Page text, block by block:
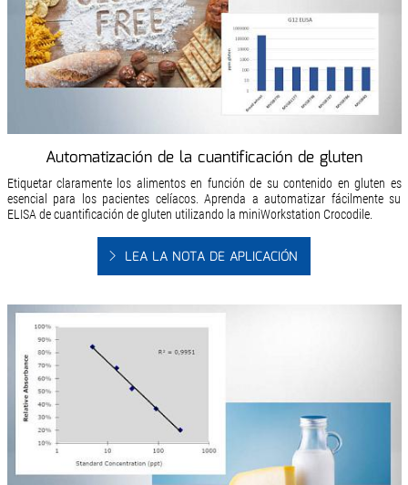
Automatización de la cuantificación de gluten
Etiquetar claramente los alimentos en función de su contenido en gluten es
esencial para los pacientes celíacos. Aprenda a automatizar fácilmente su
ELISA de cuantificación de gluten utilizando la miniWorkstation Crocodile.
LEA LA NOTA DE APLICACIÓN